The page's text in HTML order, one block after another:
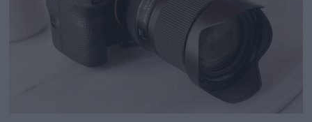
For professionals seeking a quick, real-
time image transfer solution, the
Alpha 1 II supports 2.5GBASE-T via
wired LAN. Furthermore, when
combined with the 5G portable data